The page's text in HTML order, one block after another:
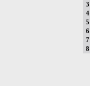
3
4
5
6
7
8